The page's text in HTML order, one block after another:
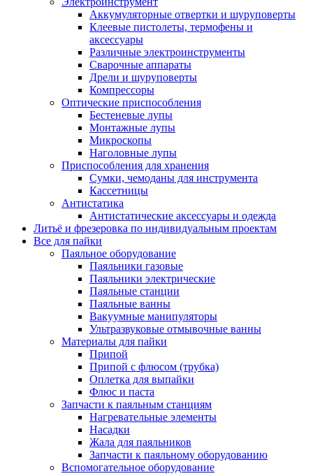
Аккумуляторные отвертки и шуруповерты
Клеевые пистолеты, термофены и
аксессуары
Различные электроинструменты
Сварочные аппараты
Дрели и шуруповерты
Компрессоры
Оптические приспособления
Бестеневые лупы
Монтажные лупы
Микроскопы
Наголовные лупы
Приспособления для хранения
Сумки, чемоданы для инструмента
Кассетницы
Антистатика
Антистатические аксессуары и одежда
Литьё и фрезеровка по индивидуальным проектам
Все для пайки
Паяльное оборудование
Паяльники газовые
Паяльники электрические
Паяльные станции
Паяльные ванны
Вакуумные манипуляторы
Ультразвуковые отмывочные ванны
Материалы для пайки
Припой
Припой с флюсом (трубка)
Оплетка для выпайки
Флюс и паста
Запчасти к паяльным станциям
Нагревательные элементы
Насадки
Жала для паяльников
Запчасти к паяльному оборудованию
Вспомогательное оборудование